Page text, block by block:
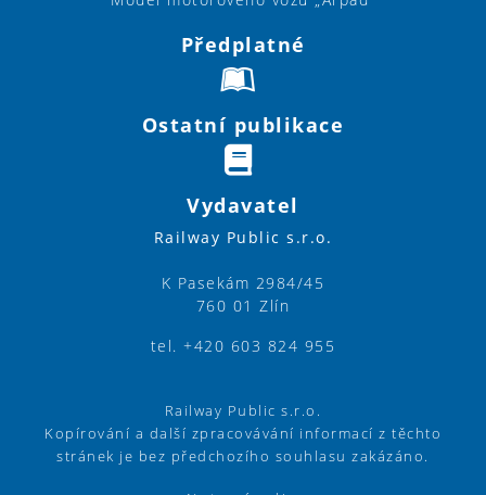
Předplatné
Ostatní publikace
Vydavatel
Railway Public s.r.o.
K Pasekám 2984/45
760 01 Zlín
tel. +420 603 824 955
Railway Public s.r.o.
Kopírování a další zpracovávání informací z těchto
stránek je bez předchozího souhlasu zakázáno.